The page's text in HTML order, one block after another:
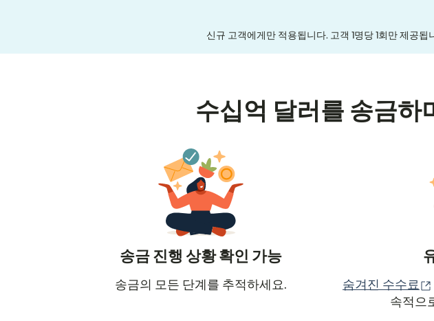
신규 고객에게만 적용됩니다. 고객 1명당 1회만 제공
수십억 달러를 송금하
송금 진행 상황 확인 가능
송금의 모든 단계를 추적하세요. 숨겨진 수수료
속적으